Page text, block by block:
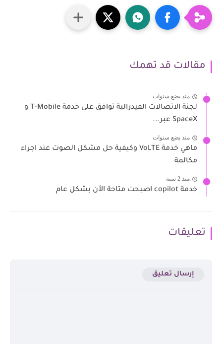
مقالات قد تهمك
منذ بضع سنوات
لجنة الاتصالات الفيدرالية توافق على خدمة T-Mobile و
SpaceX عبر...
منذ بضع سنوات
ماهي خدمة VoLTE وكيفية حل مشكل الصوت عند اجراء
مكالمة
منذ 2 سنة
خدمة copilot اصبحت متاحة الأن بشكل عام
تعليقات
إرسال تعليق